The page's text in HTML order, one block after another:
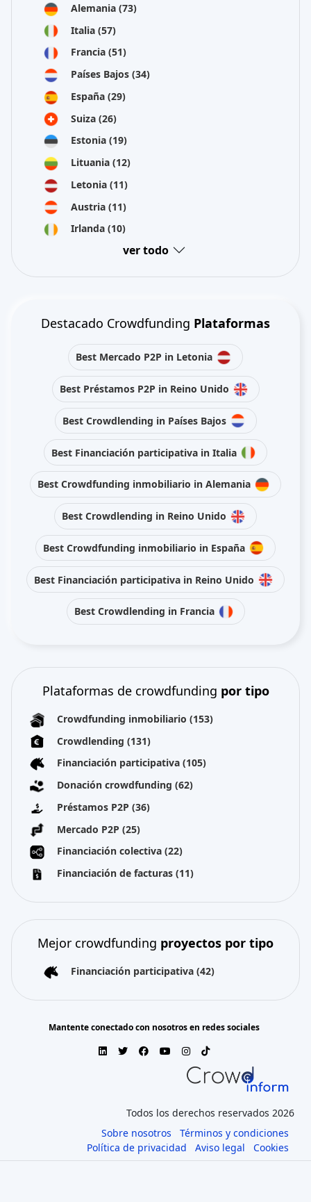
Alemania (73)
Italia (57)
Francia (51)
Países Bajos (34)
España (29)
Suiza (26)
Estonia (19)
Lituania (12)
Letonia (11)
Austria (11)
Irlanda (10)
ver todo
Destacado Crowdfunding Plataformas
Best Mercado P2P in Letonia
Best Préstamos P2P in Reino Unido
Best Crowdlending in Países Bajos
Best Financiación participativa in Italia
Best Crowdfunding inmobiliario in Alemania
Best Crowdlending in Reino Unido
Best Crowdfunding inmobiliario in España
Best Financiación participativa in Reino Unido
Best Crowdlending in Francia
Plataformas de crowdfunding por tipo
Crowdfunding inmobiliario (153)
Crowdlending (131)
Financiación participativa (105)
Donación crowdfunding (62)
Préstamos P2P (36)
Mercado P2P (25)
Financiación colectiva (22)
Financiación de facturas (11)
Mejor crowdfunding proyectos por tipo
Financiación participativa (42)
Mantente conectado con nosotros en redes sociales
Todos los derechos reservados 2026
Sobre nosotros
Términos y condiciones
Política de privacidad
Aviso legal Cookies